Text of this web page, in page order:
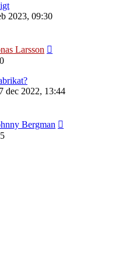
2023, 09:30
Larsson
dec 2022, 13:44
Bergman